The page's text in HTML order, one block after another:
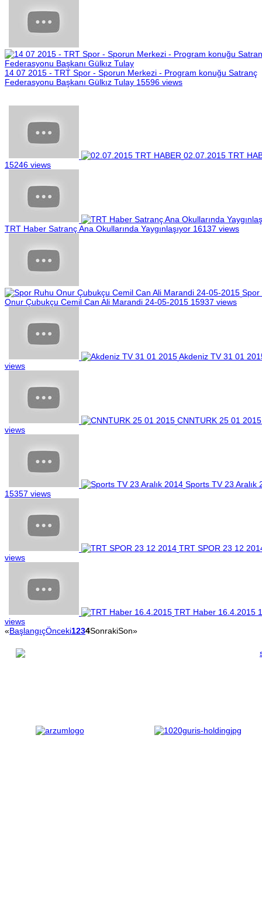
14 07 2015 - TRT Spor - Sporun Merkezi - Program konuğu Satranç
Federasyonu Başkanı Gülkız Tulay 15596 views
02.07.2015 TRT
15246 views
TRT Haber Satranç Ana Okullarında Yaygınlaşıyor 16137 views
Spor
Onur Çubukçu Cemil Can Ali Marandi 24-05-2015 15937 views
Akdeniz TV 31 01
views
CNNTURK 25 01 2015
views
Sports TV 23 Aralık
15357 views
TRT SPOR 23 12
views
TRT Haber 16.4.2015
views
«BaşlangıçÖnceki1234SonrakiSon»